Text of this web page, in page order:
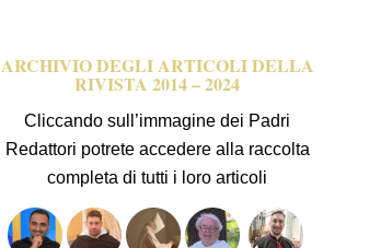
ARCHIVIO DEGLI ARTICOLI DELLA
RIVISTA 2014 – 2024
Cliccando sull’immagine dei Padri
Redattori potrete accedere alla raccolta
completa di tutti i loro articoli